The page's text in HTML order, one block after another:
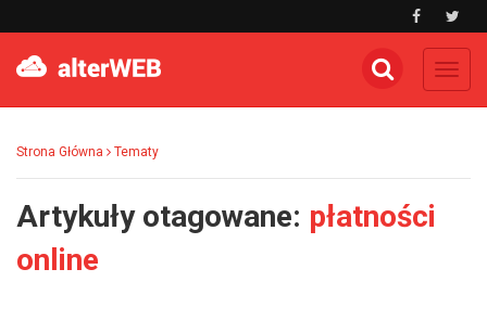
Strona Główna Tematy
Artykuły otagowane: płatności
online